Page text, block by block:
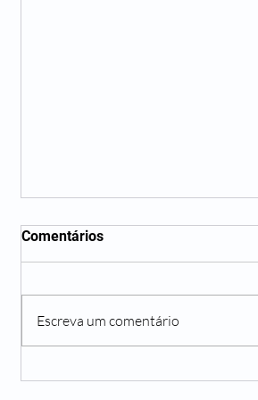
Comentários
Escreva um comentário